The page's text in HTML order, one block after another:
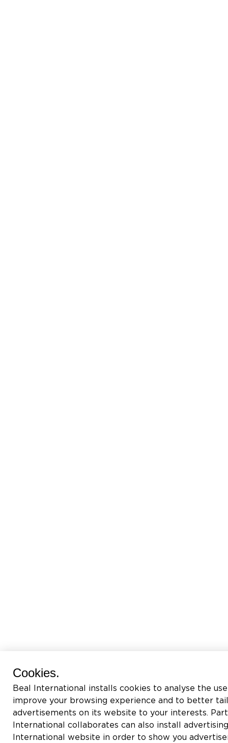
Cookies.
Beal International installs cookies to analyse the
improve your browsing experience and to better
advertisements on its website to your interests.
International collaborates can also install
International website in order to show you